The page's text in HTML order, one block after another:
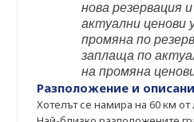
нова резервация
актуални ценови
промяна по
заплаща по
на промяна
Разположение и
Хотелът се намира на 60 км